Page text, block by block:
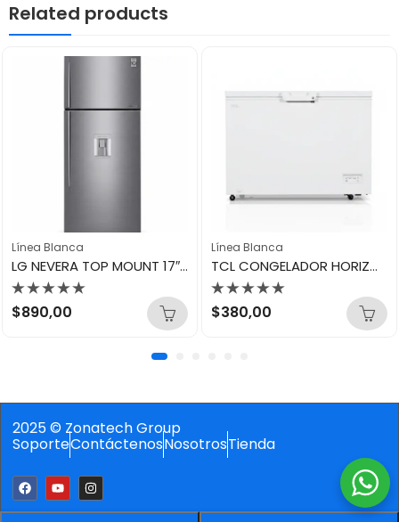
Related products
Línea Blanca
LG NEVERA TOP MOUNT 17″ GT47WGP
Valorado
con
$890,00
Línea Blanca
TCL CONGELADOR HORIZONTAL 300LTS TCF-300Y
Valorado
con
$380,00
2025 © Zonatech Group
SoporteContáctenosNosotrosTienda